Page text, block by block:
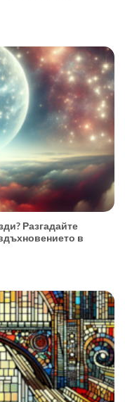
Разгадайте
в